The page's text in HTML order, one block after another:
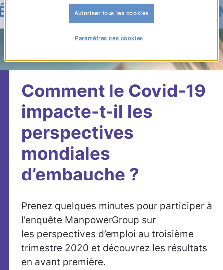
Comment le Covid-19
impacte-t-il les
perspectives
mondiales
d’embauche ?
Prenez quelques minutes pour participer à
l’enquête ManpowerGroup sur
les perspectives d’emploi au troisième
trimestre 2020 et découvrez les résultats
en avant première.
Autoriser tous les cookies
Paramètres des cookies